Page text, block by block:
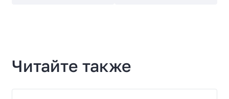
Читайте также